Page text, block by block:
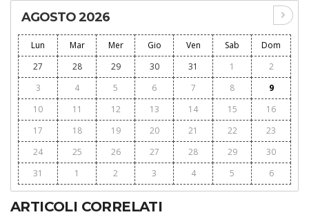
AGOSTO 2026
Lun Mar Mer Gio Ven Sab
Dom
27
28 29 30 31 1
2
3
4 5 6 7 8
9
10
11 12 13 14 15
16
17
18 19 20 21 22
23
24
25 26 27 28 29
30
31
1 2 3 4 5 6
ARTICOLI CORRELATI